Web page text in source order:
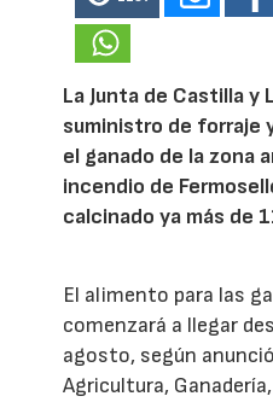
La Junta de Castilla y
suministro de forraje
el ganado de la zona
incendio de
calcinado ya más de
El alimento para las
comenzará a llegar
agosto, según
Agricultura,